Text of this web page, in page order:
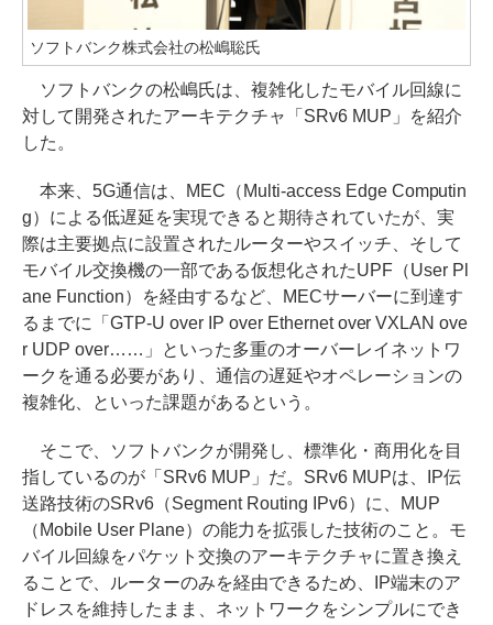
ソフトバンク株式会社の松嶋聡氏
ソフトバンクの松嶋氏は、複雑化したモバイル回線に
対して開発されたアーキテクチャ「SRv6 MUP」を紹介
した。
本来、5G通信は、MEC（Multi-access Edge Computin
g）による低遅延を実現できると期待されていたが、実
際は主要拠点に設置されたルーターやスイッチ、そして
モバイル交換機の一部である仮想化されたUPF（User Pl
ane Function）を経由するなど、MECサーバーに到達す
るまでに「GTP-U over IP over Ethernet over VXLAN ove
r UDP over……」といった多重のオーバーレイネットワ
ークを通る必要があり、通信の遅延やオペレーションの
複雑化、といった課題があるという。
そこで、ソフトバンクが開発し、標準化・商用化を目
指しているのが「SRv6 MUP」だ。SRv6 MUPは、IP伝
送路技術のSRv6（Segment Routing IPv6）に、MUP
（Mobile User Plane）の能力を拡張した技術のこと。モ
バイル回線をパケット交換のアーキテクチャに置き換え
ることで、ルーターのみを経由できるため、IP端末のア
ドレスを維持したまま、ネットワークをシンプルにでき